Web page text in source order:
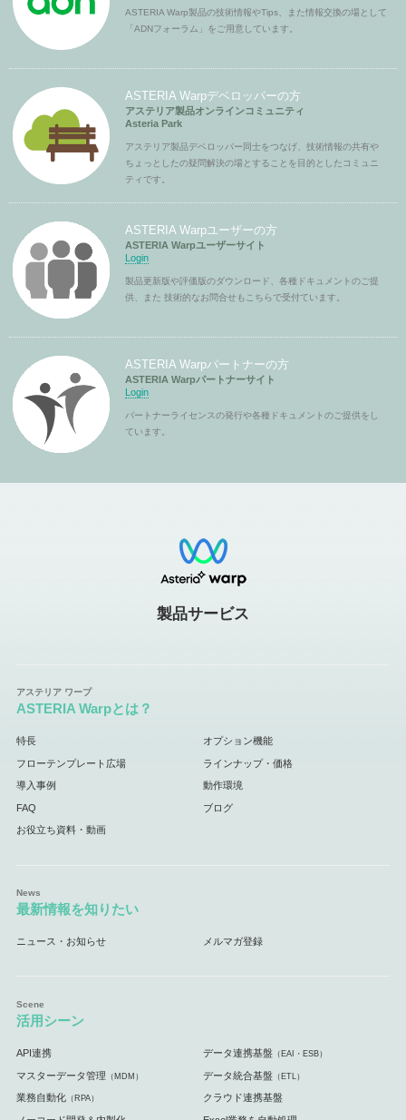
ASTERIA Warp製品の技術情報やTips、また情報交換の場として
「ADNフォーラム」をご用意しています。
ASTERIA Warpデベロッパーの方
アステリア製品オンラインコミュニティ
Asteria Park
アステリア製品デベロッパー同士をつなげ、技術情報の共有や
ちょっとしたの疑問解決の場とすることを目的としたコミュニ
ティです。
ASTERIA Warpユーザーの方
ASTERIA Warpユーザーサイト
Login
製品更新版や評価版のダウンロード、各種ドキュメントのご提
供、また 技術的なお問合せもこちらで受付ています。
ASTERIA Warpパートナーの方
ASTERIA Warpパートナーサイト
Login
パートナーライセンスの発行や各種ドキュメントのご提供をし
ています。
製品サービス
ASTERIA Warpとは？
特長 オプション機能
フローテンプレート広場 ラインナップ・価格
導入事例 動作環境
FAQ ブログ
お役立ち資料・動画
最新情報を知りたい
ニュース・お知らせ メルマガ登録
活用シーン
API連携 データ連携基盤 （EAI・ESB）
マスターデータ管理 （MDM） データ統合基盤 （ETL）
業務自動化（RPA） クラウド連携基盤